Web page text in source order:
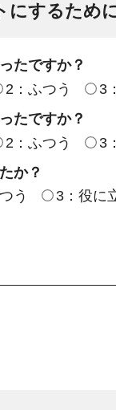
にするため
たですか？
2：ふつう
3
たですか？
2：ふつう
3
か？
う 3：役に